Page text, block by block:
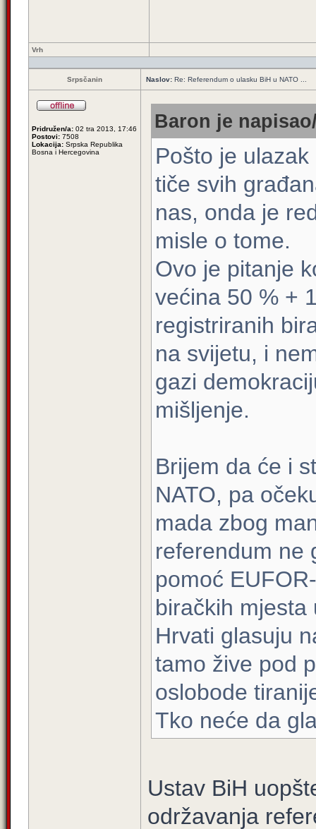
Vrh
Srpsčanin Naslov: Re: Referendum o ulasku BiH u NATO ...
Pridružen/a: 02 tra 2013, 17:46
Postovi: 7508
Lokacija: Srpska Republika
Bosna i Hercegovina
Baron je
Pošto je
tiče svih
nas, onda je
misle o tome.
Ovo je pitanje
većina 50 % +
registriranih
na svijetu, i
gazi
mišljenje.
Brijem da će i
NATO, pa
mada zbog
referendum ne
pomoć
biračkih mjesta
Hrvati glasuju
tamo žive pod
oslobode
Tko neće da
Ustav BiH
održavanja